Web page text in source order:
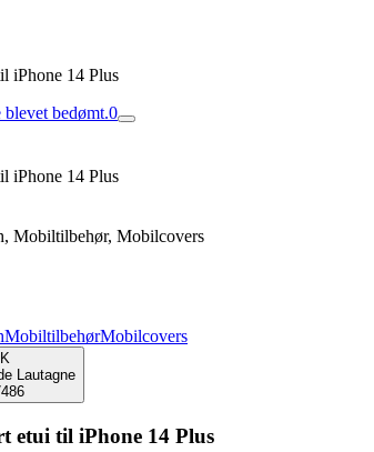
iPhone 14 Plus
bedømt.0
iPhone 14 Plus
Mobiltilbehør, Mobilcovers
MobiltilbehørMobilcovers
Lautagne
etui til iPhone 14 Plus